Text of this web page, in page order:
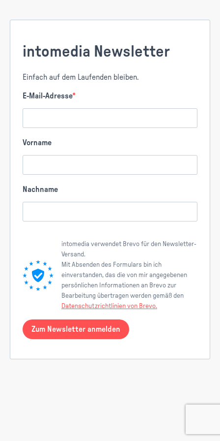
intomedia Newsletter
Einfach auf dem Laufenden bleiben.
E-Mail-Adresse
Vorname
Nachname
intomedia verwendet Brevo für den Newsletter-
Versand.
Mit Absenden des Formulars bin ich
einverstanden, das die von mir angegebenen
persönlichen Informationen an Brevo zur
Bearbeitung übertragen werden gemäß den
Datenschutzrichtlinien von Brevo.
Zum Newsletter anmelden